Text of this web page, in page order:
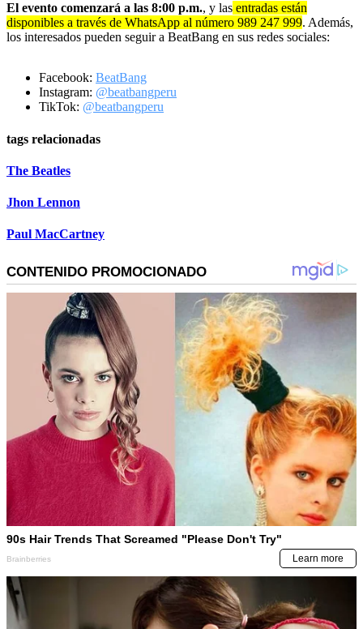
El evento comenzará a las 8:00 p.m., y las entradas están
disponibles a través de WhatsApp al número 989 247 999. Además,
los interesados pueden seguir a BeatBang en sus redes sociales:
Facebook: BeatBang
Instagram: @beatbangperu
TikTok: @beatbangperu
tags relacionadas
The Beatles
Jhon Lennon
Paul MacCartney